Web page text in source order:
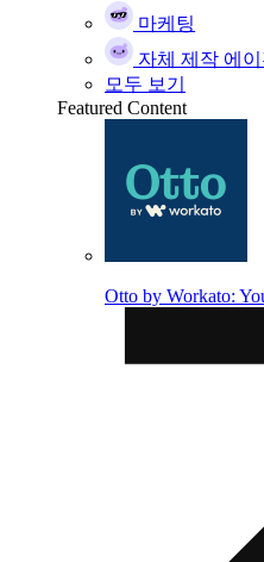
마케팅
자체 제작 에
모두 보기
Featured Content
Otto by Workato: